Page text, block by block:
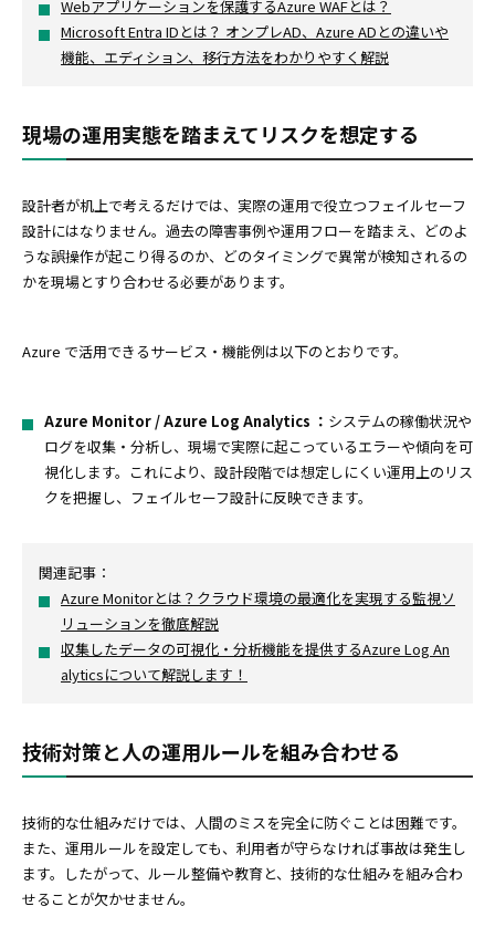
Webアプリケーションを保護するAzure WAFとは？
Microsoft Entra IDとは？ オンプレAD、Azure ADとの違いや
機能、エディション、移行方法をわかりやすく解説
現場の運用実態を踏まえてリスクを想定する
設計者が机上で考えるだけでは、実際の運用で役立つフェイルセーフ
設計にはなりません。過去の障害事例や運用フローを踏まえ、どのよ
うな誤操作が起こり得るのか、どのタイミングで異常が検知されるの
かを現場とすり合わせる必要があります。
Azure で活用できるサービス・機能例は以下のとおりです。
Azure Monitor / Azure Log Analytics ： システムの稼働状況や
ログを収集・分析し、現場で実際に起こっているエラーや傾向を可
視化します。これにより、設計段階では想定しにくい運用上のリス
クを把握し、フェイルセーフ設計に反映できます。
関連記事：
Azure Monitorとは？クラウド環境の最適化を実現する監視ソ
リューションを徹底解説
収集したデータの可視化・分析機能を提供するAzure Log An
alyticsについて解説します！
技術対策と人の運用ルールを組み合わせる
技術的な仕組みだけでは、人間のミスを完全に防ぐことは困難です。
また、運用ルールを設定しても、利用者が守らなければ事故は発生し
ます。したがって、ルール整備や教育と、技術的な仕組みを組み合わ
せることが欠かせません。